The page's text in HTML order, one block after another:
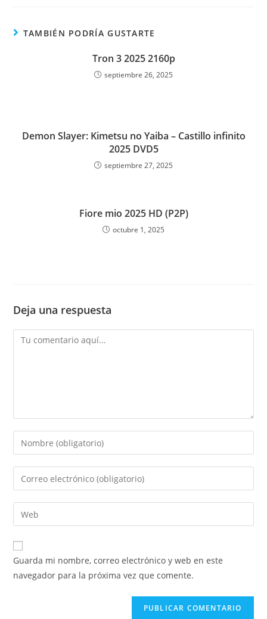
TAMBIÉN PODRÍA GUSTARTE
Tron 3 2025 2160p
septiembre 26, 2025
Demon Slayer: Kimetsu no Yaiba – Castillo infinito
2025 DVD5
septiembre 27, 2025
Fiore mio 2025 HD (P2P)
octubre 1, 2025
Deja una respuesta
Comentario
Introduce
tu
nombre
de
usuario
para
comentar
Introduce
tu
dirección
de
electrónico
para
comentar
Introduce
la
URL
de
Guarda mi nombre, correo electrónico y web en este
navegador para la próxima vez que comente.